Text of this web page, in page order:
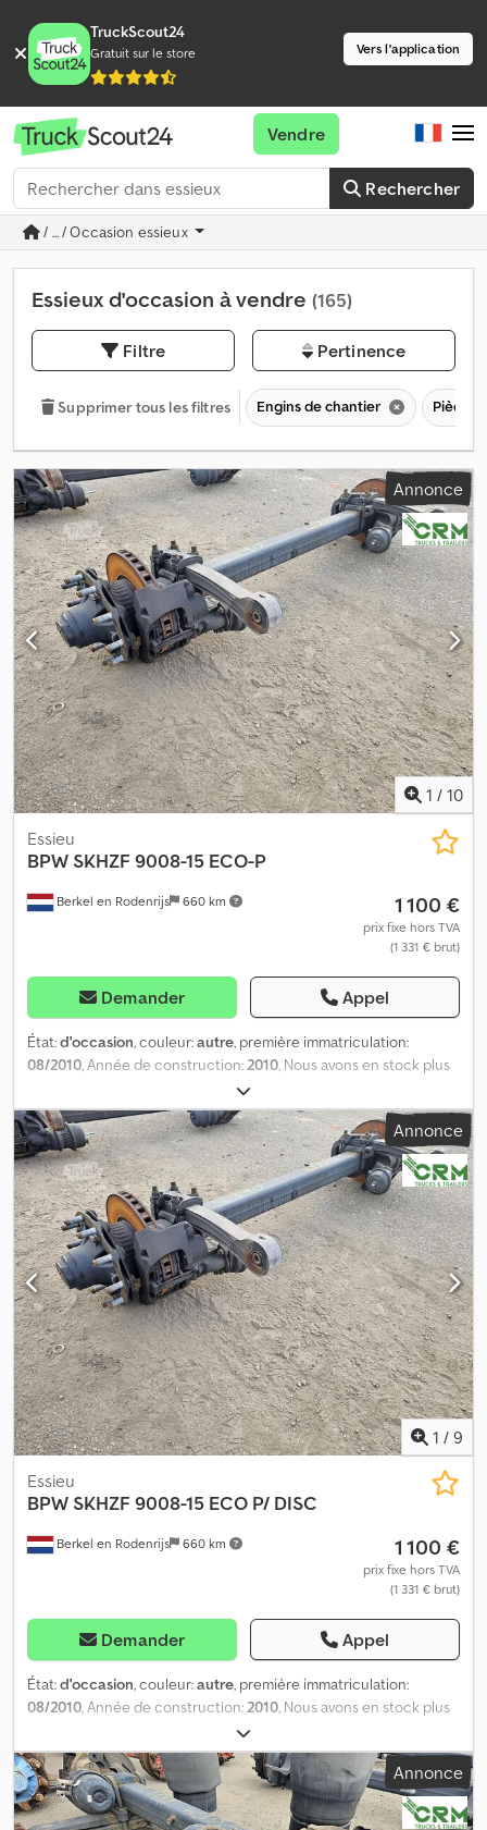
TruckScout24
Gratuit sur le store Vers l'application
Rechercher
Vendre
/ ... / Occasion essieux
Essieux d'occasion à vendre (165)
Filtre Pertinence
Supprimer tous les filtres Engins de chantier Pièces
Annonce
1 / 10
Berkel en Rodenrijs 660 km
Essieu
BPW SKHZF 9008-15 ECO-P
1 100 €
prix fixe hors TVA
(1 331 € brut)
Demander Appel
État:d'occasion, couleur:autre, première immatriculation:
08/2010, Année de construction:2010, Nous avons en stock plus
de 100 essieux. Dkedpfjzr Ay Usx Ahyor N’hésitez pas à nous
contacter si vous ne trouvez pas ce que vous cherchez. = Plus
d’informations = Numéro de série : 27.59.616.481
Annonce
1 / 9
Berkel en Rodenrijs 660 km
Essieu
BPW SKHZF 9008-15 ECO P/ DISC
1 100 €
prix fixe hors TVA
(1 331 € brut)
Demander Appel
État:d'occasion, couleur:autre, première immatriculation:
08/2010 , Année de construction: 2010 , Nous avons en stock plus
de 100 essieux. N’hésitez pas à nous contacter si vous ne trouvez
pas ce que vous cherchez. Dsdpfxezr Awto Ahyekr = Plus
d’informations = Numéro de série : 27.59.616.481
Annonce